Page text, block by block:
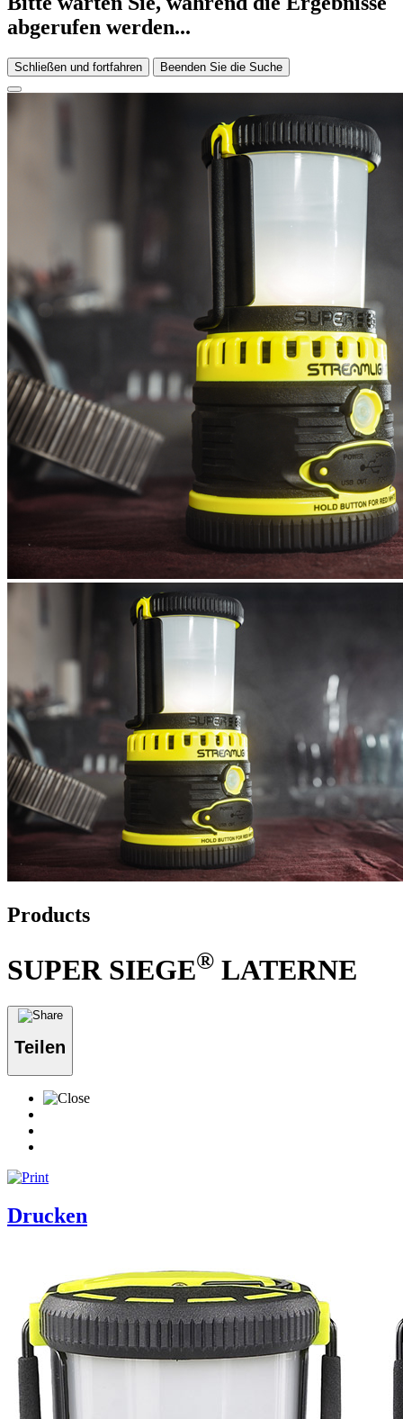
abgerufen werden...
Schließen und fortfahren Beenden Sie die Suche
Products
SUPER SIEGE® LATERNE
Teilen
Drucken